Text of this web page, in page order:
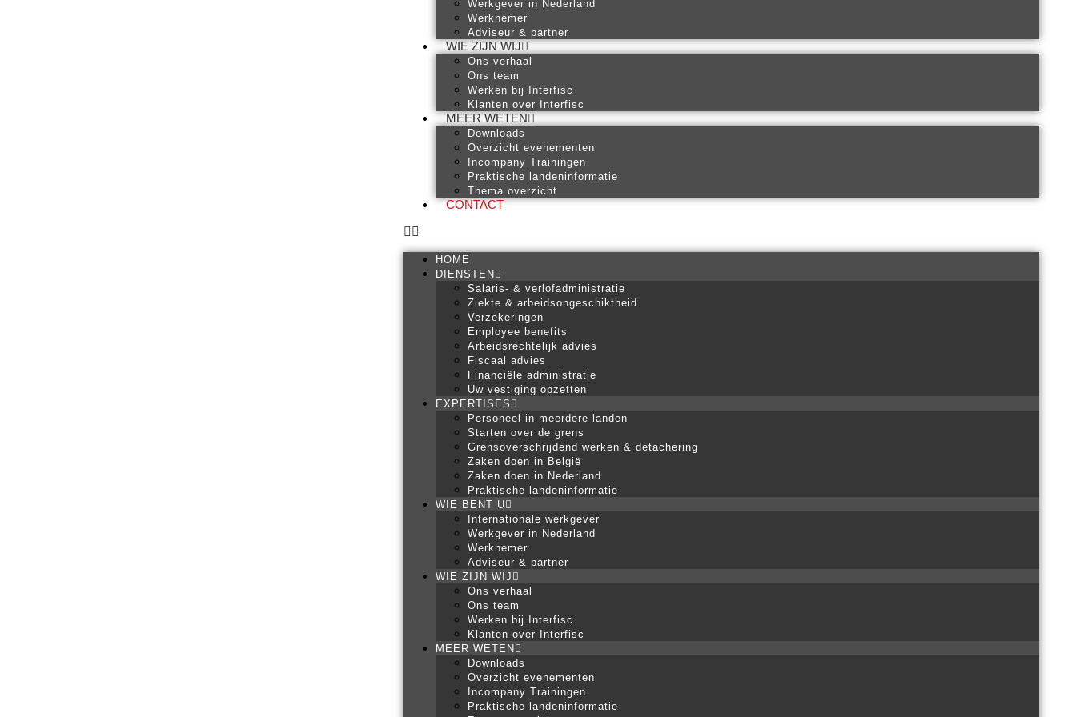
Werkgever in Nederland
Werknemer
Adviseur & partner
WIE ZIJN WIJ
Ons verhaal
Ons team
Werken bij Interfisc
Klanten over Interfisc
MEER WETEN
Downloads
Overzicht evenementen
Incompany Trainingen
Praktische landeninformatie
Thema overzicht
CONTACT
HOME
DIENSTEN
Salaris- & verlofadministratie
Ziekte & arbeidsongeschiktheid
Verzekeringen
Employee benefits
Arbeidsrechtelijk advies
Fiscaal advies
Financiële administratie
Uw vestiging opzetten
EXPERTISES
Personeel in meerdere landen
Starten over de grens
Grensoverschrijdend werken & detachering
Zaken doen in België
Zaken doen in Nederland
Praktische landeninformatie
WIE BENT U
Internationale werkgever
Werkgever in Nederland
Werknemer
Adviseur & partner
WIE ZIJN WIJ
Ons verhaal
Ons team
Werken bij Interfisc
Klanten over Interfisc
MEER WETEN
Downloads
Overzicht evenementen
Incompany Trainingen
Praktische landeninformatie